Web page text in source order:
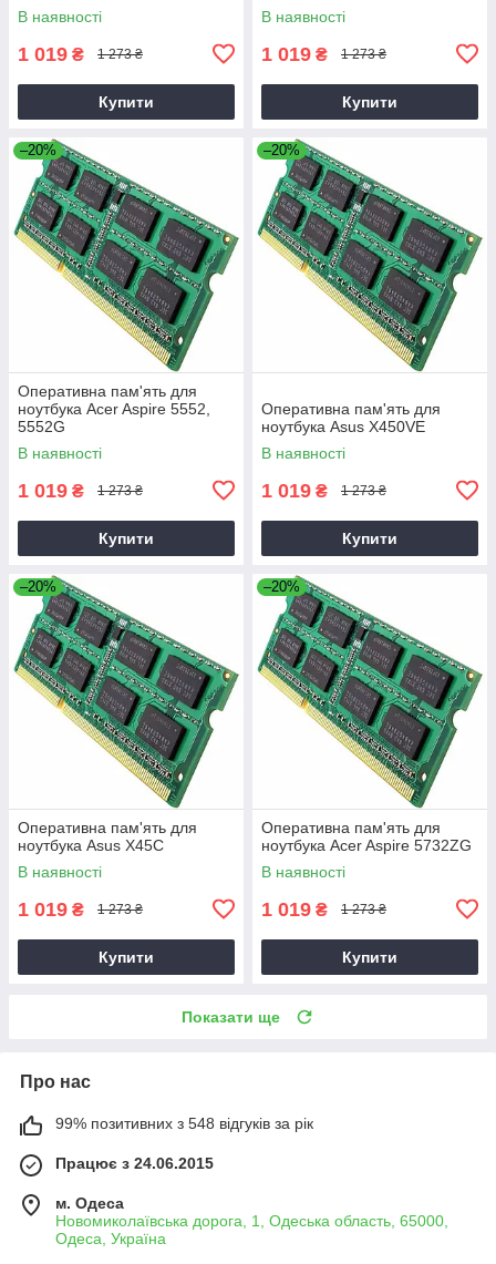
В наявності
1 019 ₴ 1 273 ₴
Купити
В наявності
1 019 ₴ 1 273 ₴
Купити
–20%
Оперативна пам'ять для
ноутбука Acer Aspire 5552,
5552G
В наявності
1 019 ₴ 1 273 ₴
Купити
–20%
Оперативна пам'ять для
ноутбука Asus X450VE
В наявності
1 019 ₴ 1 273 ₴
Купити
–20%
Оперативна пам'ять для
ноутбука Asus X45C
В наявності
1 019 ₴ 1 273 ₴
Купити
–20%
Оперативна пам'ять для
ноутбука Acer Aspire 5732ZG
В наявності
1 019 ₴ 1 273 ₴
Купити
Показати ще
Про нас
99% позитивних з 548 відгуків за рік
Працює з 24.06.2015
м. Одеса
Новомиколаївська дорога, 1, Одеська область, 65000,
Одеса, Україна